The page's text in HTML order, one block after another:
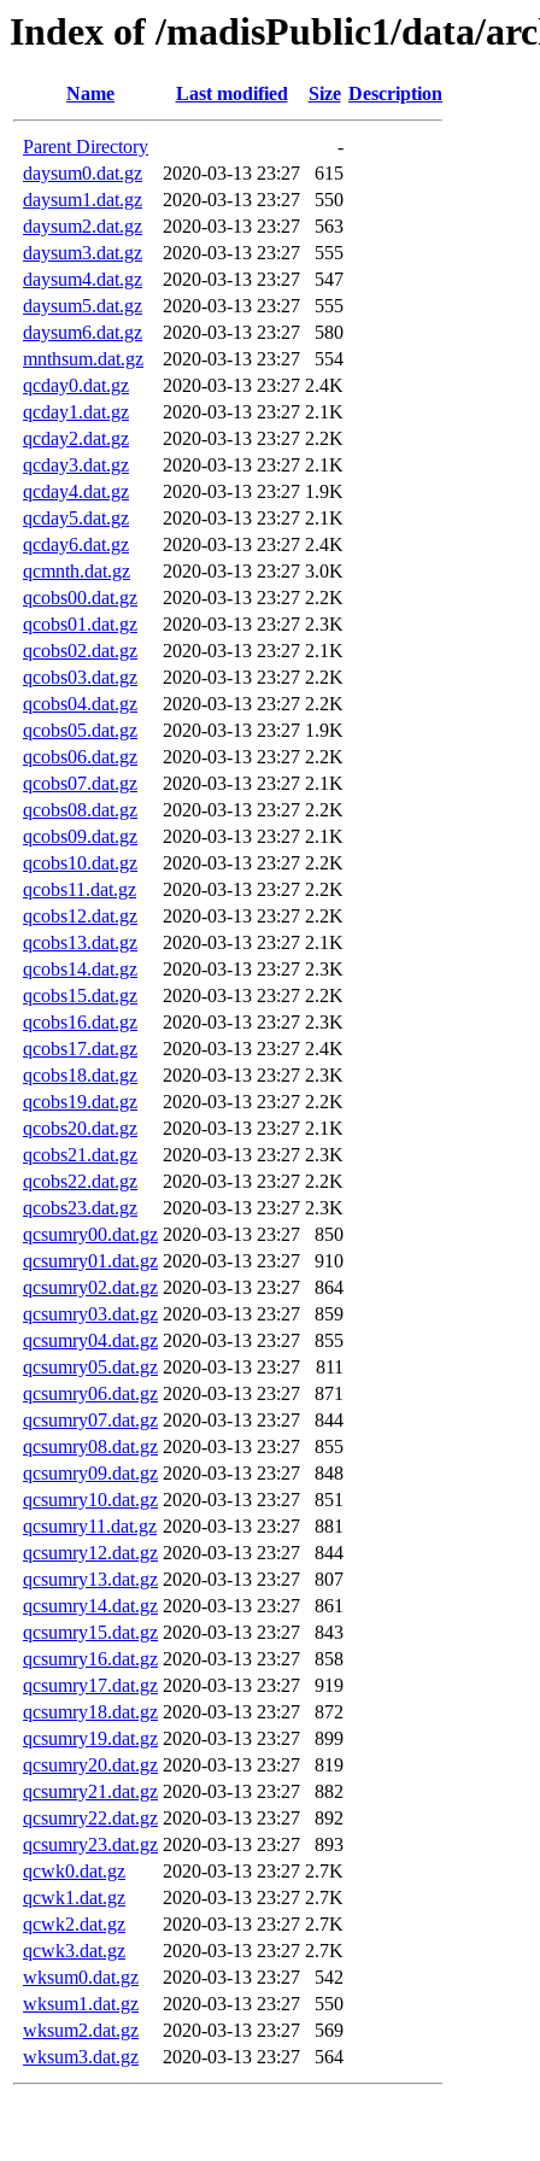
Index of /madisPublic1/data/
Name Last modified Size Description
Parent Directory
-
daysum0.dat.gz
2020-03-13 23:27
615
daysum1.dat.gz
2020-03-13 23:27
550
daysum2.dat.gz
2020-03-13 23:27
563
daysum3.dat.gz
2020-03-13 23:27
555
daysum4.dat.gz
2020-03-13 23:27
547
daysum5.dat.gz
2020-03-13 23:27
555
daysum6.dat.gz
2020-03-13 23:27
580
mnthsum.dat.gz
2020-03-13 23:27
554
qcday0.dat.gz
2020-03-13 23:27 2.4K
qcday1.dat.gz
2020-03-13 23:27 2.1K
qcday2.dat.gz
2020-03-13 23:27 2.2K
qcday3.dat.gz
2020-03-13 23:27 2.1K
qcday4.dat.gz
2020-03-13 23:27 1.9K
qcday5.dat.gz
2020-03-13 23:27 2.1K
qcday6.dat.gz
2020-03-13 23:27 2.4K
qcmnth.dat.gz
2020-03-13 23:27 3.0K
qcobs00.dat.gz
2020-03-13 23:27 2.2K
qcobs01.dat.gz
2020-03-13 23:27 2.3K
qcobs02.dat.gz
2020-03-13 23:27 2.1K
qcobs03.dat.gz
2020-03-13 23:27 2.2K
qcobs04.dat.gz
2020-03-13 23:27 2.2K
qcobs05.dat.gz
2020-03-13 23:27 1.9K
qcobs06.dat.gz
2020-03-13 23:27 2.2K
qcobs07.dat.gz
2020-03-13 23:27 2.1K
qcobs08.dat.gz
2020-03-13 23:27 2.2K
qcobs09.dat.gz
2020-03-13 23:27 2.1K
qcobs10.dat.gz
2020-03-13 23:27 2.2K
qcobs11.dat.gz
2020-03-13 23:27 2.2K
qcobs12.dat.gz
2020-03-13 23:27 2.2K
qcobs13.dat.gz
2020-03-13 23:27 2.1K
qcobs14.dat.gz
2020-03-13 23:27 2.3K
qcobs15.dat.gz
2020-03-13 23:27 2.2K
qcobs16.dat.gz
2020-03-13 23:27 2.3K
qcobs17.dat.gz
2020-03-13 23:27 2.4K
qcobs18.dat.gz
2020-03-13 23:27 2.3K
qcobs19.dat.gz
2020-03-13 23:27 2.2K
qcobs20.dat.gz
2020-03-13 23:27 2.1K
qcobs21.dat.gz
2020-03-13 23:27 2.3K
qcobs22.dat.gz
2020-03-13 23:27 2.2K
qcobs23.dat.gz
2020-03-13 23:27 2.3K
qcsumry00.dat.gz 2020-03-13 23:27
850
qcsumry01.dat.gz 2020-03-13 23:27
910
qcsumry02.dat.gz 2020-03-13 23:27
864
qcsumry03.dat.gz 2020-03-13 23:27
859
qcsumry04.dat.gz 2020-03-13 23:27
855
qcsumry05.dat.gz 2020-03-13 23:27
811
qcsumry06.dat.gz 2020-03-13 23:27
871
qcsumry07.dat.gz 2020-03-13 23:27
844
qcsumry08.dat.gz 2020-03-13 23:27
855
qcsumry09.dat.gz 2020-03-13 23:27
848
qcsumry10.dat.gz 2020-03-13 23:27
851
qcsumry11.dat.gz 2020-03-13 23:27
881
qcsumry12.dat.gz 2020-03-13 23:27
844
qcsumry13.dat.gz 2020-03-13 23:27
807
qcsumry14.dat.gz 2020-03-13 23:27
861
qcsumry15.dat.gz 2020-03-13 23:27
843
qcsumry16.dat.gz 2020-03-13 23:27
858
qcsumry17.dat.gz 2020-03-13 23:27
919
qcsumry18.dat.gz 2020-03-13 23:27
872
qcsumry19.dat.gz 2020-03-13 23:27
899
qcsumry20.dat.gz 2020-03-13 23:27
819
qcsumry21.dat.gz 2020-03-13 23:27
882
qcsumry22.dat.gz 2020-03-13 23:27
892
qcsumry23.dat.gz 2020-03-13 23:27
893
qcwk0.dat.gz
2020-03-13 23:27 2.7K
qcwk1.dat.gz
2020-03-13 23:27 2.7K
qcwk2.dat.gz
2020-03-13 23:27 2.7K
qcwk3.dat.gz
2020-03-13 23:27 2.7K
wksum0.dat.gz
2020-03-13 23:27
542
wksum1.dat.gz
2020-03-13 23:27
550
wksum2.dat.gz
2020-03-13 23:27
569
wksum3.dat.gz
2020-03-13 23:27 564